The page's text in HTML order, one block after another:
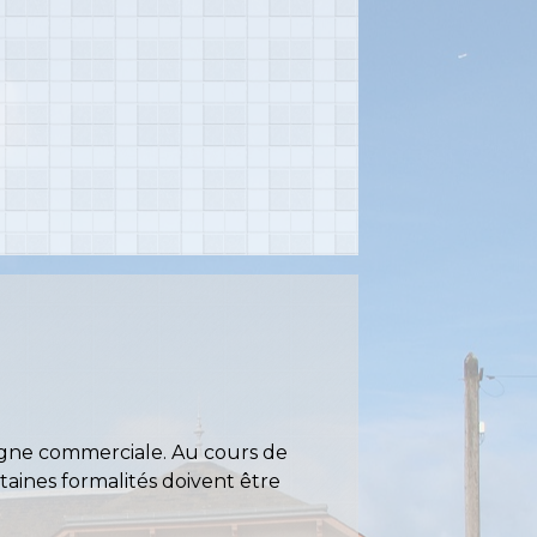
commerciale. Au cours de
formalités doivent être